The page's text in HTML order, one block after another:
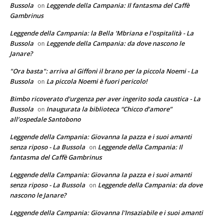
Bussola on Leggende della Campania: Il fantasma del Caffè
Gambrinus
Leggende della Campania: la Bella 'Mbriana e l'ospitalità - La
Bussola on Leggende della Campania: da dove nascono le
Janare?
"Ora basta": arriva al Giffoni il brano per la piccola Noemi - La
Bussola on La piccola Noemi è fuori pericolo!
Bimbo ricoverato d'urgenza per aver ingerito soda caustica - La
Bussola on Inaugurata la biblioteca “Chicco d’amore”
all’ospedale Santobono
Leggende della Campania: Giovanna la pazza e i suoi amanti
senza riposo - La Bussola on Leggende della Campania: Il
fantasma del Caffè Gambrinus
Leggende della Campania: Giovanna la pazza e i suoi amanti
senza riposo - La Bussola on Leggende della Campania: da dove
nascono le Janare?
Leggende della Campania: Giovanna l'Insaziabile e i suoi amanti